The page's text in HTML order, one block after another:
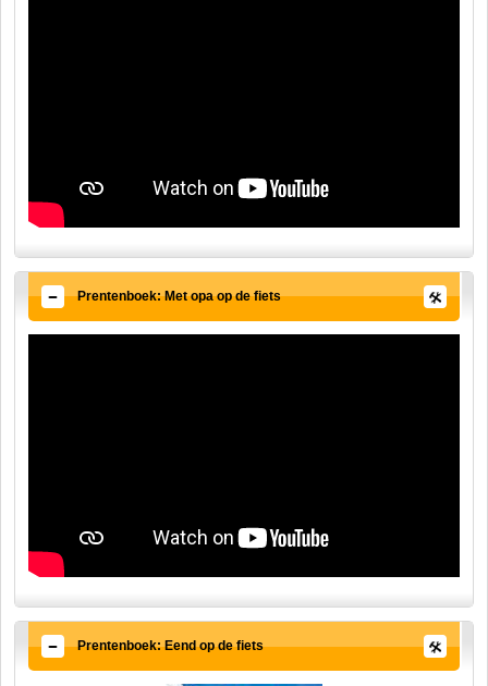
Prentenboek: Met opa op de fiets
Prentenboek: Eend op de fiets